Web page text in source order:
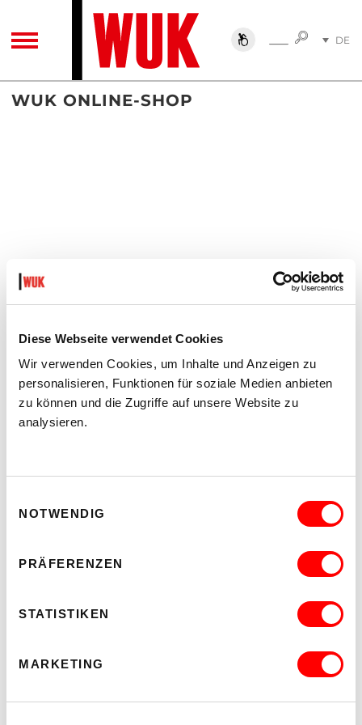
Diese Webseite verwendet Cookies
Wir verwenden Cookies, um Inhalte und Anzeigen zu
personalisieren, Funktionen für soziale Medien anbieten
zu können und die Zugriffe auf unsere Website zu
analysieren.
NOTWENDIG
PRÄFERENZEN
STATISTIKEN
MARKETING
TOGGLE NAVIGATIONSUCHESUCHE
DE
WUK ONLINE-SHOP